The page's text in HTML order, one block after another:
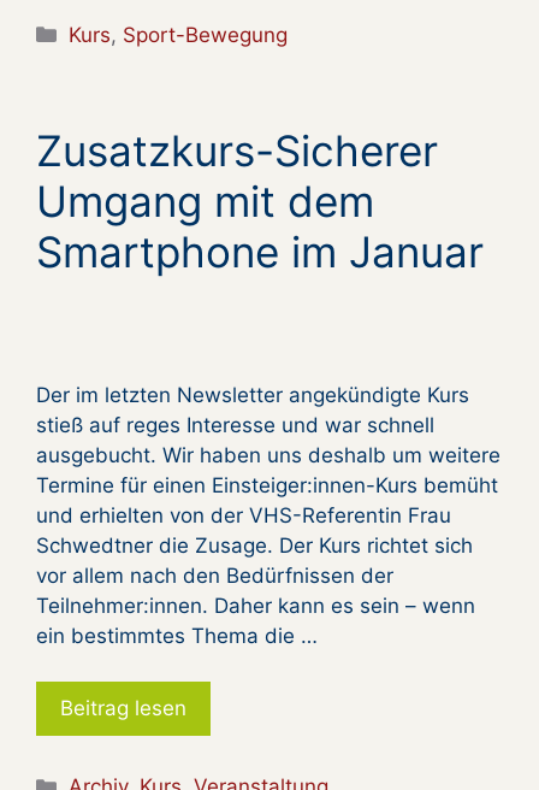
Kategorien
Kurs, Sport-Bewegung
Zusatzkurs-Sicherer
Umgang mit dem
Smartphone im Januar
Der im letzten Newsletter angekündigte Kurs
stieß auf reges Interesse und war schnell
ausgebucht. Wir haben uns deshalb um weitere
Termine für einen Einsteiger:innen-Kurs bemüht
und erhielten von der VHS-Referentin Frau
Schwedtner die Zusage. Der Kurs richtet sich
vor allem nach den Bedürfnissen der
Teilnehmer:innen. Daher kann es sein – wenn
ein bestimmtes Thema die …
Beitrag lesen
Kategorien